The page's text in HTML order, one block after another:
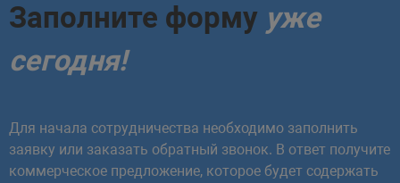
Заполните форму уже
сегодня!
Для начала сотрудничества необходимо заполнить
заявку или заказать обратный звонок. В ответ получите
коммерческое предложение, которое будет содержать